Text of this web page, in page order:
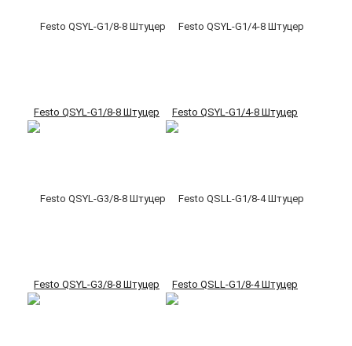
Festo QSYL-G1/8-8 Штуцер Festo QSYL-G1/4-8 Штуцер
Festo QSYL-G3/8-8 Штуцер Festo QSLL-G1/8-4 Штуцер